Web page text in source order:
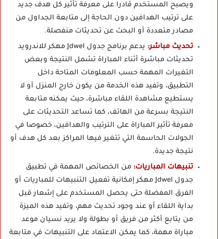
ويصبح المستخدم قادرا على معرفة تأثير كل هدف جديد
على ترتيب الهدافين دون الحاجة إلى متابعة الجداول من
مصادر متعددة أو البحث عن تحديثات منفصلة.
تحديث مباشر:
يدعم برنامج جدول Jdwel مهكر للاندرويد
تحديثات مباشرة أثناء المباراة تشمل النتيجة وبعض
التغيرات المهمة حسب المعلومات المتاحة داخل
التطبيق، وتفيد هذه الخدمة من يكون خارج المنزل أو لا
يستطيع مشاهدة اللقاء مباشرة، حيث يمكنه متابعة
النتيجة بسرعة من الهاتف، كما تساعد التحديثات على
معرفة تأثير المباراة على الترتيب والهدافين، خصوصا في
الجولات الحاسمة التي تتغير فيها المراكز بعد كل هدف أو
نتيجة جديدة.
تنبيهات المباريات: من الخصائص المهمة في تطبيق
جدول Jdwel مهكر إمكانية تفعيل التنبيهات للمباريات أو
الفرق المفضلة حتى يحصل المستخدم على إشعار قبل
بداية اللقاء أو عند وجود تحديث مهم، وتفيد هذه الميزة
من يتابع أكثر من فريق أو بطولة ولا يريد نسيان موعد
مباراة مهمة، كما يمكن الاعتماد على التنبيهات في متابعة